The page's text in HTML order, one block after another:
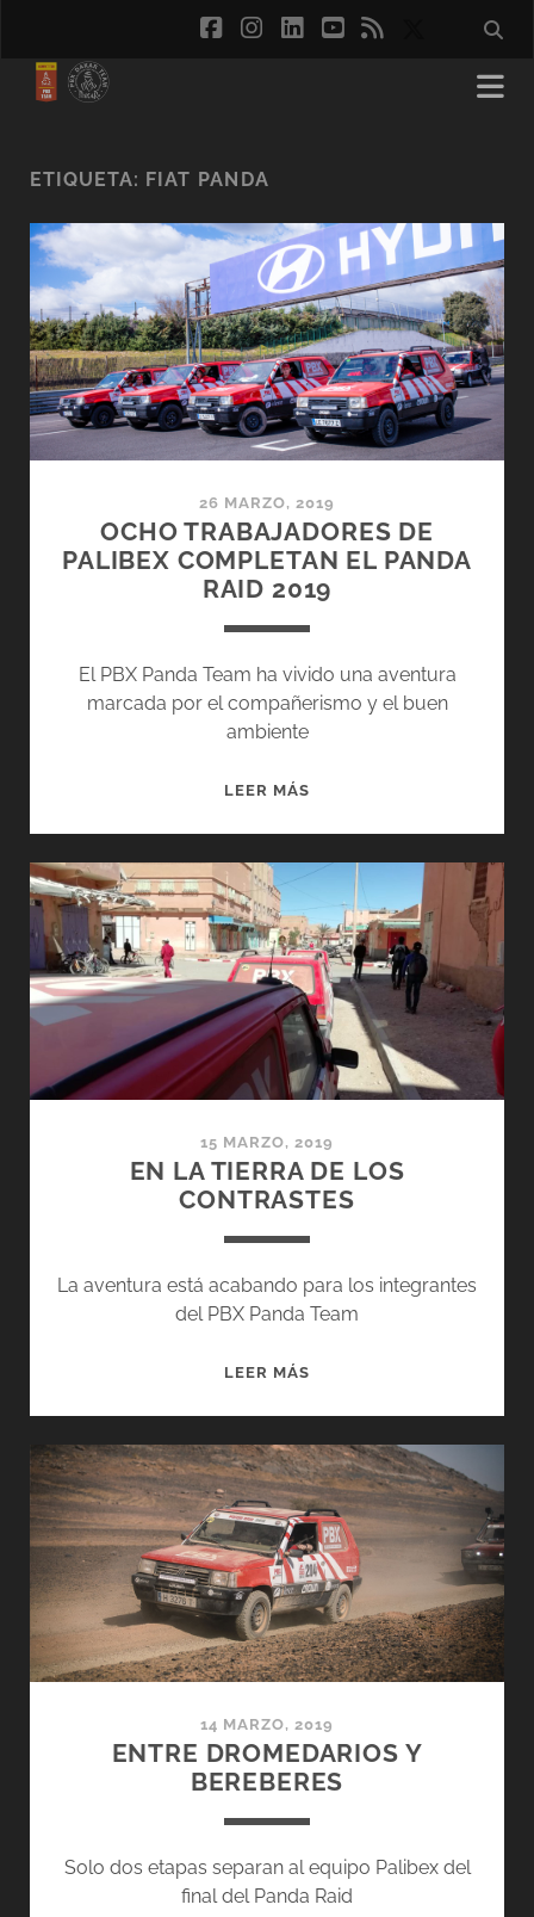
facebook
instagram
linkedinyoutube
rss
ETIQUETA: FIAT PANDA
26 MARZO, 2019
OCHO TRABAJADORES DE
PALIBEX COMPLETAN EL PANDA
RAID 2019
El PBX Panda Team ha vivido una aventura
marcada por el compañerismo y el buen
ambiente
LEER MÁS
PALIBEX
COMPLETAN
EL
PANDA
RAID
2019
15 MARZO, 2019
EN LA TIERRA DE LOS
CONTRASTES
La aventura está acabando para los integrantes
del PBX Panda Team
LEER MÁS
DE
LOS
CONTRASTES
14 MARZO, 2019
ENTRE DROMEDARIOS Y
BEREBERES
Solo dos etapas separan al equipo Palibex del
final del Panda Raid